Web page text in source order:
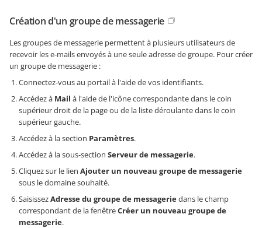
Création d'un groupe de messagerie
Les groupes de messagerie permettent à plusieurs utilisateurs de
recevoir les e-mails envoyés à une seule adresse de groupe. Pour créer
un groupe de messagerie :
Connectez-vous au portail à l'aide de vos identifiants.
Accédez à Mail à l'aide de l'icône correspondante dans le coin
supérieur droit de la page ou de la liste déroulante dans le coin
supérieur gauche.
Accédez à la section Paramètres.
Accédez à la sous-section Serveur de messagerie.
Cliquez sur le lien Ajouter un nouveau groupe de messagerie
sous le domaine souhaité.
SaisissezAdresse du groupe de messageriedans le champ
correspondant de la fenêtreCréer un nouveau groupe de
messagerie.